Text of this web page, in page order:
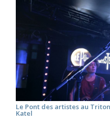
Le Pont des artistes au
Katel